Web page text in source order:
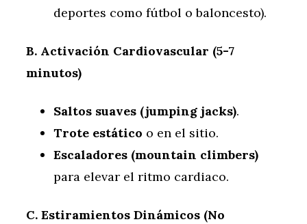
deportes como fútbol o baloncesto).
B. Activación Cardiovascular (5-7
minutos)
Saltos suaves (jumping jacks).
Trote estático o en el sitio.
Escaladores (mountain climbers)
para elevar el ritmo cardiaco.
C. Estiramientos Dinámicos (No